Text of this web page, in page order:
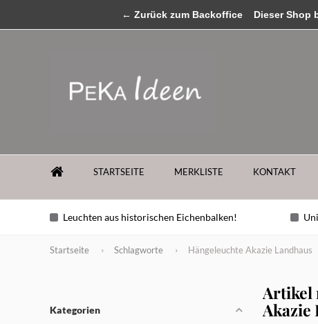
...sollten Sie Fragen zu unseren Produkten
STARTSEITE MERKLISTE KONTAKT
Leuchten aus historischen Eichenbalken!
Startseite Schlagworte Hängeleuchte Akazie Landhaus
Kategorien
Artikel
Akazie
← Zurück zum BackofficeDieser Shop